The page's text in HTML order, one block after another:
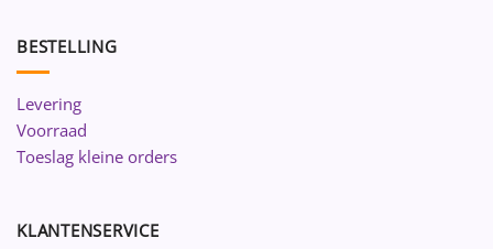
BESTELLING
Levering
Voorraad
Toeslag kleine orders
KLANTENSERVICE